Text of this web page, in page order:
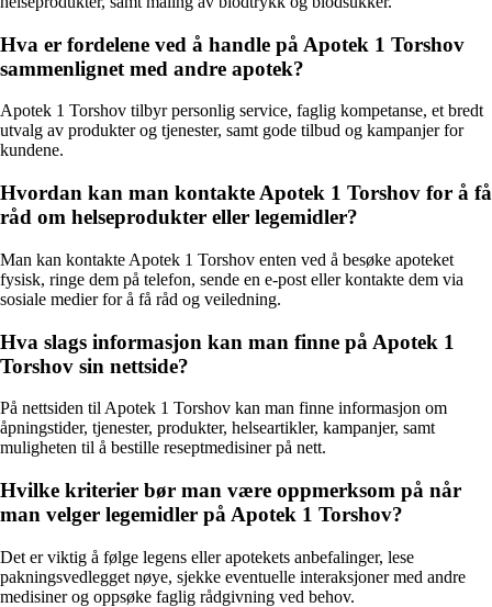
Hva er fordelene ved å handle på Apotek 1 Torshov
sammenlignet med andre apotek?
Apotek 1 Torshov tilbyr personlig service, faglig kompetanse, et bredt
utvalg av produkter og tjenester, samt gode tilbud og kampanjer for
kundene.
Hvordan kan man kontakte Apotek 1 Torshov for å få
råd om helseprodukter eller legemidler?
Man kan kontakte Apotek 1 Torshov enten ved å besøke apoteket
fysisk, ringe dem på telefon, sende en e-post eller kontakte dem via
sosiale medier for å få råd og veiledning.
Hva slags informasjon kan man finne på Apotek 1
Torshov sin nettside?
På nettsiden til Apotek 1 Torshov kan man finne informasjon om
åpningstider, tjenester, produkter, helseartikler, kampanjer, samt
muligheten til å bestille reseptmedisiner på nett.
Hvilke kriterier bør man være oppmerksom på når
man velger legemidler på Apotek 1 Torshov?
Det er viktig å følge legens eller apotekets anbefalinger, lese
pakningsvedlegget nøye, sjekke eventuelle interaksjoner med andre
medisiner og oppsøke faglig rådgivning ved behov.